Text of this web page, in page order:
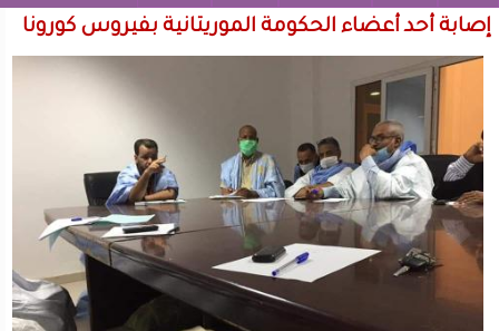
إصابة أحد أعضاء الحكومة الموريتانية بفيروس كورونا